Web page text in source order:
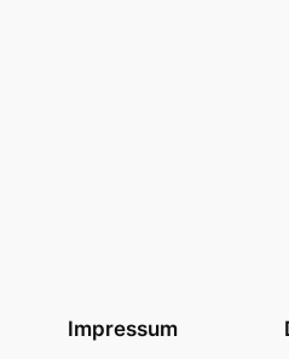
Impressum